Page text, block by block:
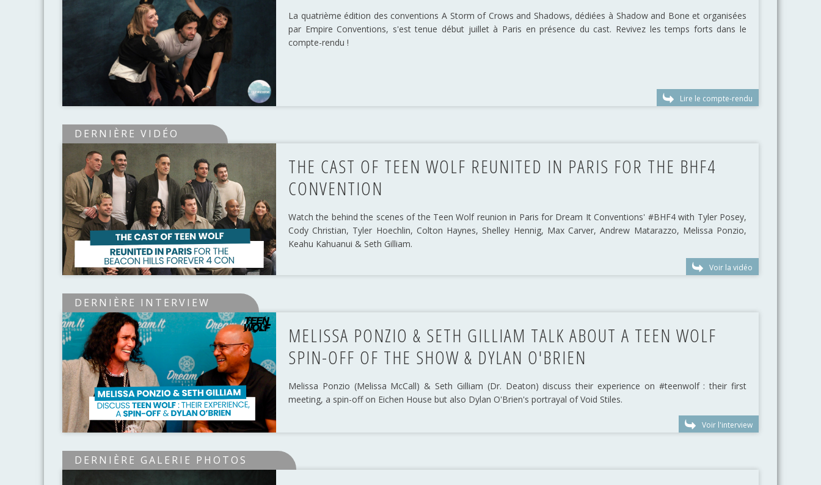
La quatrième édition des conventions A Storm of Crows and Shadows, dédiées à Shadow and Bone et organisées
par Empire Conventions, s'est tenue début juillet à Paris en présence du cast. Revivez les temps forts dans le
compte-rendu !
Lire le compte-rendu
DERNIÈRE VIDÉO
THE CAST OF TEEN WOLF REUNITED IN PARIS FOR THE BHF4
CONVENTION
Watch the behind the scenes of the Teen Wolf reunion in Paris for Dream It Conventions' #BHF4 with Tyler Posey,
Cody Christian, Tyler Hoechlin, Colton Haynes, Shelley Hennig, Max Carver, Andrew Matarazzo, Melissa Ponzio,
Keahu Kahuanui & Seth Gilliam.
Voir la vidéo
DERNIÈRE INTERVIEW
MELISSA PONZIO & SETH GILLIAM TALK ABOUT A TEEN WOLF
SPIN-OFF OF THE SHOW & DYLAN O'BRIEN
Melissa Ponzio (Melissa McCall) & Seth Gilliam (Dr. Deaton) discuss their experience on #teenwolf : their first
meeting, a spin-off on Eichen House but also Dylan O'Brien's portrayal of Void Stiles.
Voir l'interview
DERNIÈRE GALERIE PHOTOS